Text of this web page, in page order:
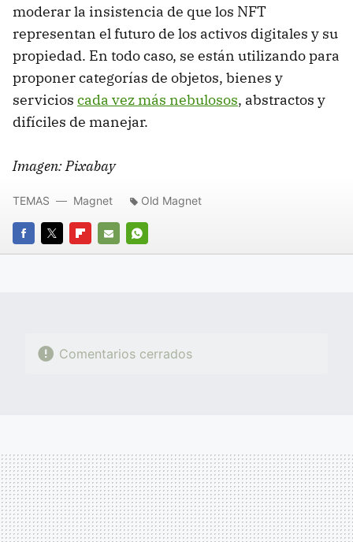
moderar la insistencia de que los NFT
representan el futuro de los activos digitales y su
propiedad. En todo caso, se están utilizando para
proponer categorías de objetos, bienes y
servicios cada vez más nebulosos, abstractos y
difíciles de manejar.
Imagen: Pixabay
FACEBOOK
TWITTERFLIPBOARD
E-
WHATSAPP
TEMAS Magnet Old Magnet
Comentarios cerrados